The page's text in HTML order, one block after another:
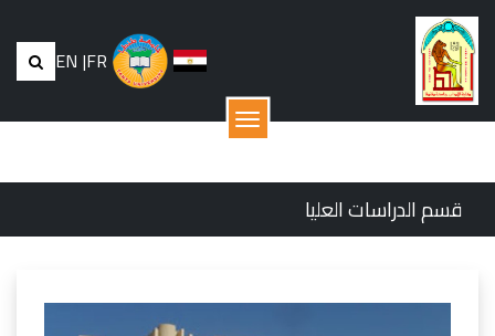
EN |FR
القائمة
قسم الدراسات العليا